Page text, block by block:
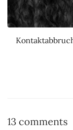
13 comments